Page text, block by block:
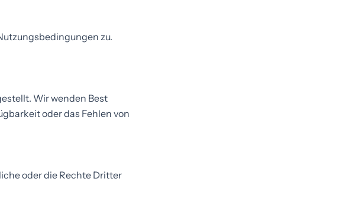
zu.
Wir wenden Best
oder das Fehlen von
oder die Rechte Dritter